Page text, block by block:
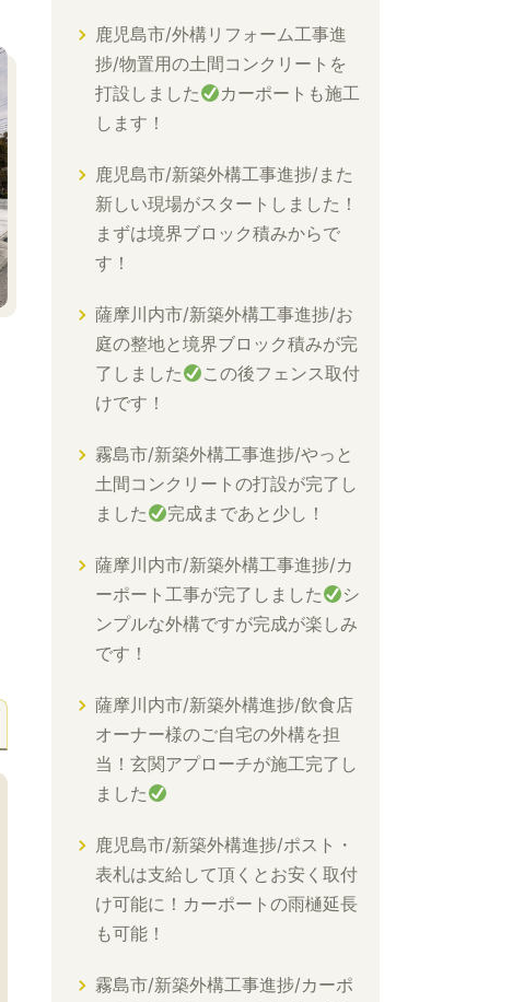
鹿児島市/外構リフォーム工事進
捗/物置用の土間コンクリートを
打設しました
カーポートも施工
します！
鹿児島市/新築外構工事進捗/また
新しい現場がスタートしました！
まずは境界ブロック積みからで
す！
薩摩川内市/新築外構工事進捗/お
庭の整地と境界ブロック積みが完
了しました
この後フェンス取付
けです！
霧島市/新築外構工事進捗/やっと
土間コンクリートの打設が完了し
ました
完成まであと少し！
薩摩川内市/新築外構工事進捗/カ
ーポート工事が完了しました
シ
ンプルな外構ですが完成が楽しみ
です！
薩摩川内市/新築外構進捗/飲食店
オーナー様のご自宅の外構を担
当！玄関アプローチが施工完了し
ました
鹿児島市/新築外構進捗/ポスト・
表札は支給して頂くとお安く取付
け可能に！カーポートの雨樋延長
も可能！
霧島市/新築外構工事進捗/カーポ